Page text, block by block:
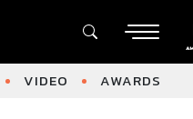
VIDEO AWARDS